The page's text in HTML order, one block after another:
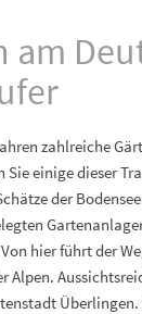
am
zahlreiche
einige dieser
der
hier führt der
Alpen.